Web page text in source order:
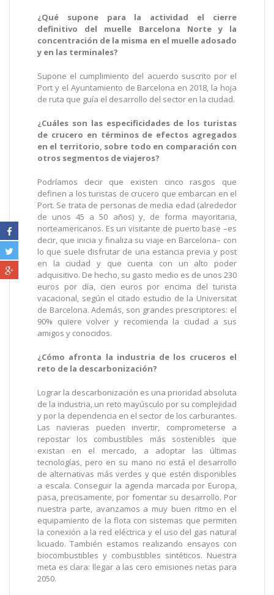
¿Qué supone para la actividad el cierre
definitivo del muelle Barcelona Norte y la
concentración de la misma en el muelle adosado
y en las terminales?
Supone el cumplimiento del acuerdo suscrito por el
Port y el Ayuntamiento de Barcelona en 2018, la hoja
de ruta que guía el desarrollo del sector en la ciudad.
¿Cuáles son las especificidades de los turistas
de crucero en términos de efectos agregados
en el territorio, sobre todo en comparación con
otros segmentos de viajeros?
Podríamos decir que existen cinco rasgos que
definen a los turistas de crucero que embarcan en el
Port. Se trata de personas de media edad (alrededor
de unos 45 a 50 años) y, de forma mayoritaria,
norteamericanos. Es un visitante de puerto base –es
decir, que inicia y finaliza su viaje en Barcelona– con
lo que suele disfrutar de una estancia previa y post
en la ciudad y que cuenta con un alto poder
adquisitivo. De hecho, su gasto medio es de unos 230
euros por día, cien euros por encima del turista
vacacional, según el citado estudio de la Universitat
de Barcelona. Además, son grandes prescriptores: el
90% quiere volver y recomienda la ciudad a sus
amigos y conocidos.
¿Cómo afronta la industria de los cruceros el
reto de la descarbonización?
Lograr la descarbonización es una prioridad absoluta
de la industria, un reto mayúsculo por su complejidad
y por la dependencia en el sector de los carburantes.
Las navieras pueden invertir, comprometerse a
repostar los combustibles más sostenibles que
existan en el mercado, a adoptar las últimas
tecnologías, pero en su mano no está el desarrollo
de alternativas más verdes y que estén disponibles
a escala. Conseguir la agenda marcada por Europa,
pasa, precisamente, por fomentar su desarrollo. Por
nuestra parte, avanzamos a muy buen ritmo en el
equipamiento de la flota con sistemas que permiten
la conexión a la red eléctrica y el uso del gas natural
licuado. También estamos realizando ensayos con
biocombustibles y combustibles sintéticos. Nuestra
meta es clara: llegar a las cero emisiones netas para
2050.